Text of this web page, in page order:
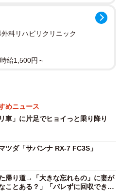
々のりこむおばあちゃん
科リハビリクリニック
給1,500円～
めニュース
車」に片足でヒョイっと乗り降り
ツダ「サバンナ RX-7 FC3S」
帰り道→「大きな忘れもの」に妻が
とある？」「バレずに回収できま